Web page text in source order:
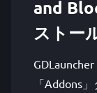
and
ストー
「Addons